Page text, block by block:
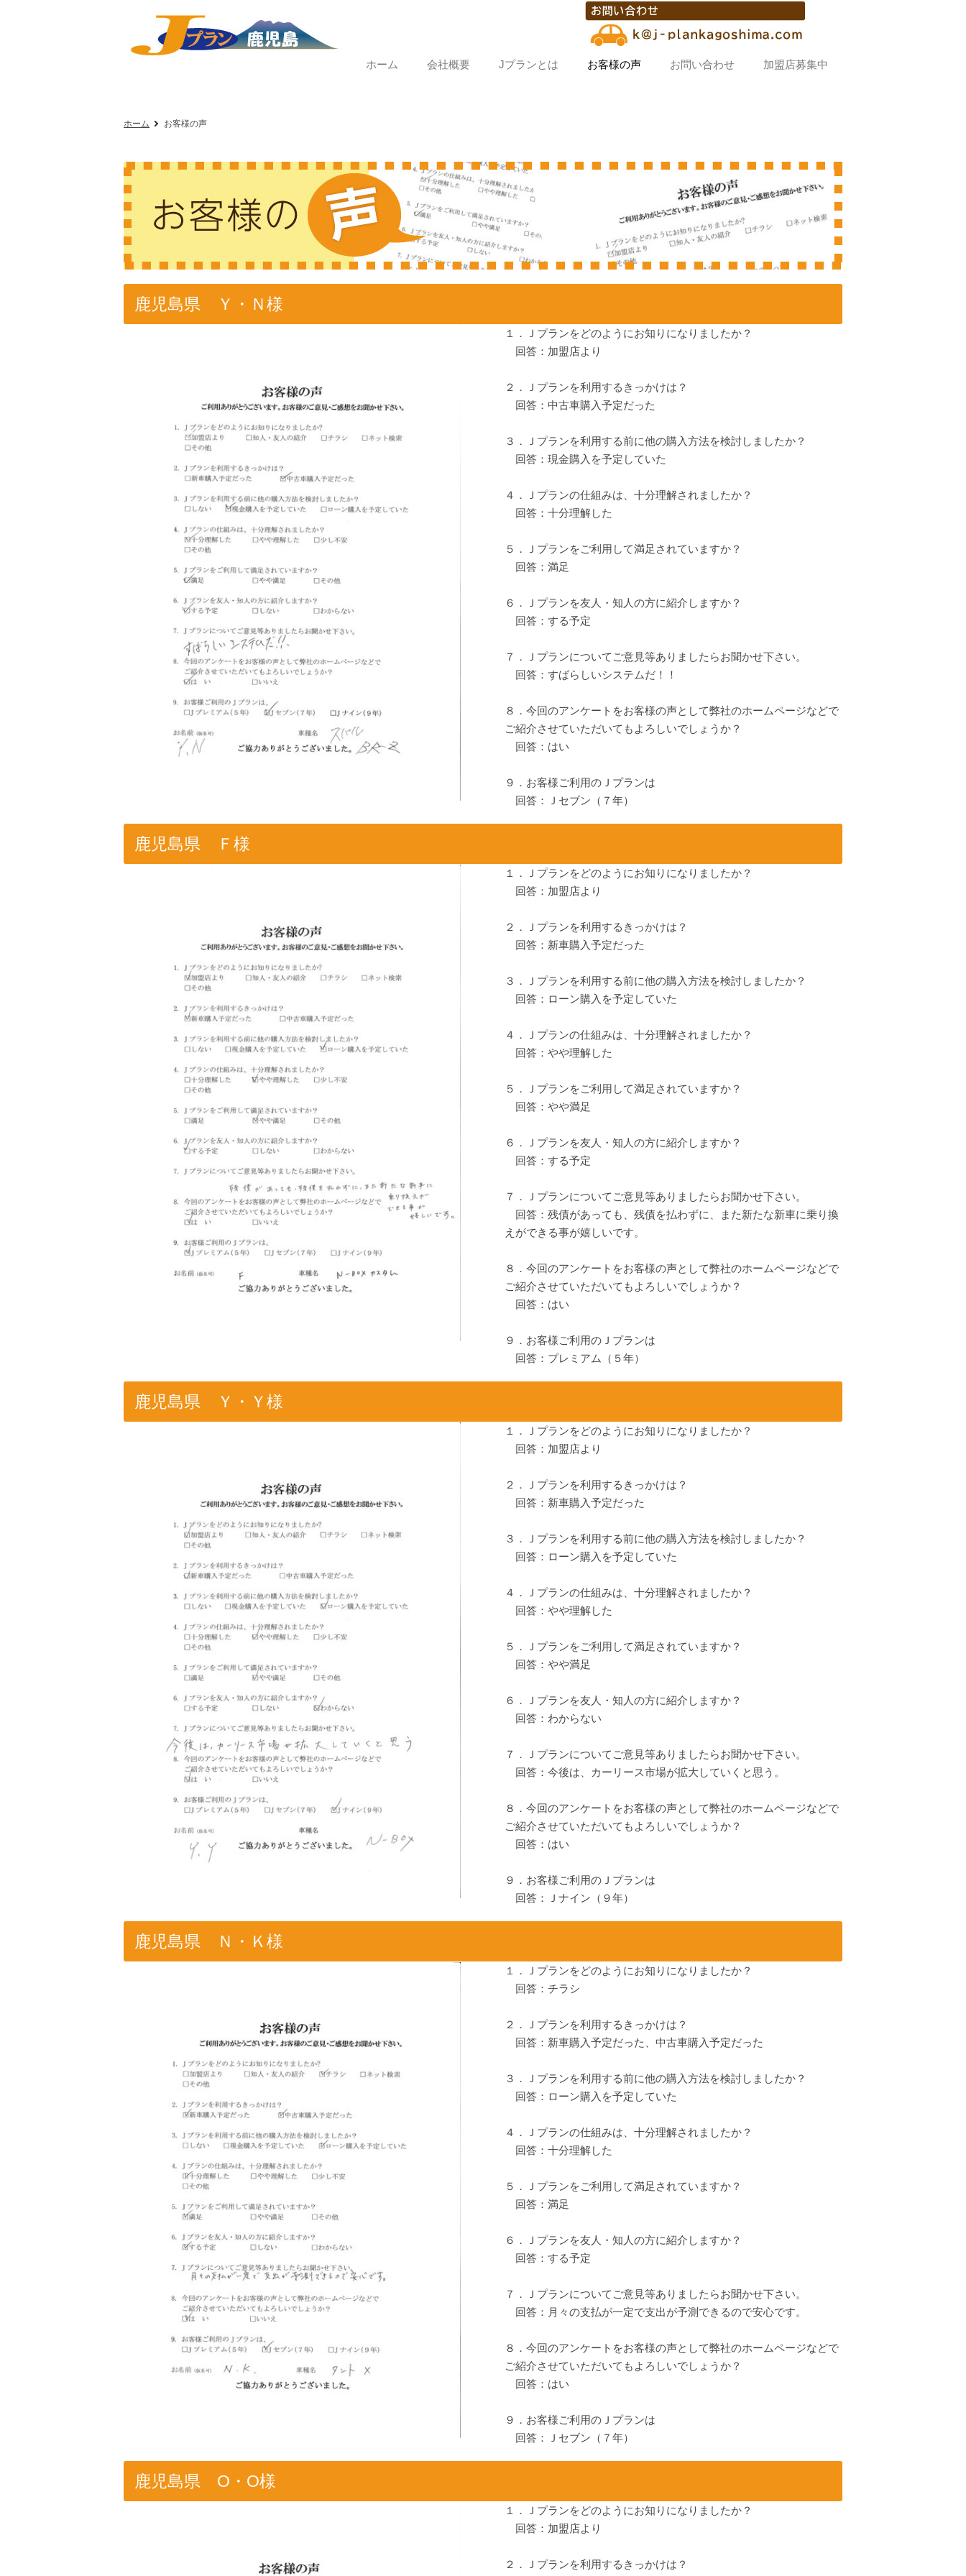
ホーム 会社概要 Jプランとは お客様の声 お問い合わせ 加盟店募集中
ホーム お客様の声
鹿児島県 Ｙ・Ｎ様
１．Ｊプランをどのようにお知りになりましたか？
回答：加盟店より
２．Ｊプランを利用するきっかけは？
回答：中古車購入予定だった
３．Ｊプランを利用する前に他の購入方法を検討しましたか？
回答：現金購入を予定していた
４．Ｊプランの仕組みは、十分理解されましたか？
回答：十分理解した
５．Ｊプランをご利用して満足されていますか？
回答：満足
６．Ｊプランを友人・知人の方に紹介しますか？
回答：する予定
７．Ｊプランについてご意見等ありましたらお聞かせ下さい。
回答：すばらしいシステムだ！！
８．今回のアンケートをお客様の声として弊社のホームページなどで
ご紹介させていただいてもよろしいでしょうか？
回答：はい
９．お客様ご利用のＪプランは
回答：Ｊセブン（７年）
鹿児島県 Ｆ様
１．Ｊプランをどのようにお知りになりましたか？
回答：加盟店より
２．Ｊプランを利用するきっかけは？
回答：新車購入予定だった
３．Ｊプランを利用する前に他の購入方法を検討しましたか？
回答：ローン購入を予定していた
４．Ｊプランの仕組みは、十分理解されましたか？
回答：やや理解した
５．Ｊプランをご利用して満足されていますか？
回答：やや満足
６．Ｊプランを友人・知人の方に紹介しますか？
回答：する予定
７．Ｊプランについてご意見等ありましたらお聞かせ下さい。
回答：残債があっても、残債を払わずに、また新たな新車に乗り換
えができる事が嬉しいです。
８．今回のアンケートをお客様の声として弊社のホームページなどで
ご紹介させていただいてもよろしいでしょうか？
回答：はい
９．お客様ご利用のＪプランは
回答：プレミアム（５年）
鹿児島県 Ｙ・Ｙ様
１．Ｊプランをどのようにお知りになりましたか？
回答：加盟店より
２．Ｊプランを利用するきっかけは？
回答：新車購入予定だった
３．Ｊプランを利用する前に他の購入方法を検討しましたか？
回答：ローン購入を予定していた
４．Ｊプランの仕組みは、十分理解されましたか？
回答：やや理解した
５．Ｊプランをご利用して満足されていますか？
回答：やや満足
６．Ｊプランを友人・知人の方に紹介しますか？
回答：わからない
７．Ｊプランについてご意見等ありましたらお聞かせ下さい。
回答：今後は、カーリース市場が拡大していくと思う。
８．今回のアンケートをお客様の声として弊社のホームページなどで
ご紹介させていただいてもよろしいでしょうか？
回答：はい
９．お客様ご利用のＪプランは
回答：Ｊナイン（９年）
鹿児島県 Ｎ・Ｋ様
１．Ｊプランをどのようにお知りになりましたか？
回答：チラシ
２．Ｊプランを利用するきっかけは？
回答：新車購入予定だった、中古車購入予定だった
３．Ｊプランを利用する前に他の購入方法を検討しましたか？
回答：ローン購入を予定していた
４．Ｊプランの仕組みは、十分理解されましたか？
回答：十分理解した
５．Ｊプランをご利用して満足されていますか？
回答：満足
６．Ｊプランを友人・知人の方に紹介しますか？
回答：する予定
７．Ｊプランについてご意見等ありましたらお聞かせ下さい。
回答：月々の支払が一定で支出が予測できるので安心です。
８．今回のアンケートをお客様の声として弊社のホームページなどで
ご紹介させていただいてもよろしいでしょうか？
回答：はい
９．お客様ご利用のＪプランは
回答：Ｊセブン（７年）
鹿児島県 O・O様
１．Ｊプランをどのようにお知りになりましたか？
回答：加盟店より
２．Ｊプランを利用するきっかけは？